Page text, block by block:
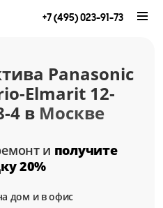
+7 (495) 023-91-73
Panasonic
Elmarit 12-
4 в Москве
и получите
20%
дом и в офис